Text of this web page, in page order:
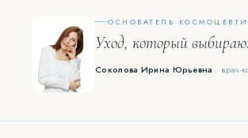
ОСНОВАТЕЛЬ
Уход, который
Соколова Ирина Юрьевна · врач-